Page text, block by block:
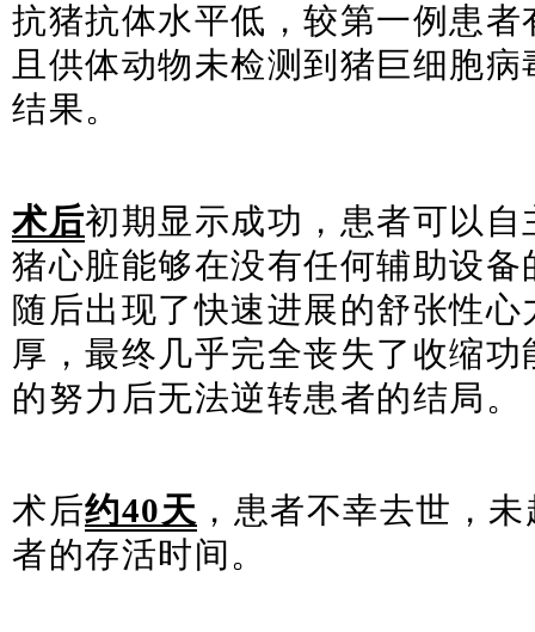
抗猪抗体水平低，较第一例患
且供体动物未检测到猪巨细胞
结果。
术后初期显示成功，患者可以
猪心脏能够在没有任何辅助设
随后出现了快速进展的舒张性
厚，最终几乎完全丧失了收缩
的努力后无法逆转患者的结局。
术后约40天 ，患者不幸去世，
者的存活时间。